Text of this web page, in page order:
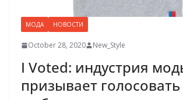
МОДА НОВОСТИ
October 28, 2020 New_Style
I Voted: индустрия
призывает голосовать